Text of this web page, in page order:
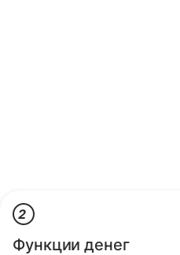
2
Функции денег